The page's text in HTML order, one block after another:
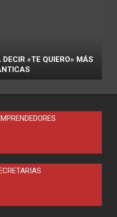
«TE QUIERO» MÁS